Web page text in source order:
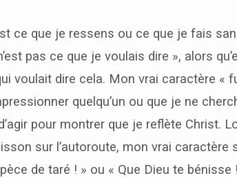
ce que je ressens ou ce que je fais
pas ce que je voulais dire », alors
voulait dire cela. Mon vrai caractère «
quelqu’un ou que je ne
pour montrer que je reflète Christ.
sur l’autoroute, mon vrai caractère
de taré ! » ou « Que Dieu te